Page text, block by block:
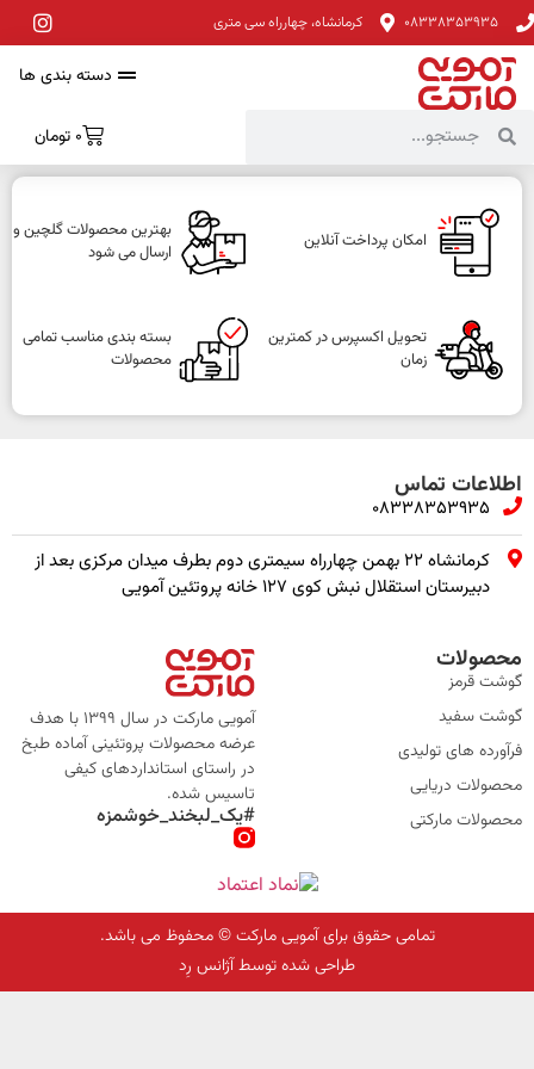
08338353935 کرمانشاه، چهارراه سی متری
دسته بندی ها
0 تومان
امکان پرداخت آنلاین
بهترین محصولات گلچین و
ارسال می شود
تحویل اکسپرس در کمترین
زمان
بسته بندی مناسب تمامی
محصولات
اطلاعات تماس
08338353935
کرمانشاه ۲۲ بهمن چهارراه سیمتری دوم بطرف میدان مرکزی بعد از
دبیرستان استقلال نبش کوی ۱۲۷ خانه پروتئین آمویی
محصولات
گوشت قرمز
گوشت سفید
فرآورده های تولیدی
محصولات دریایی
محصولات مارکتی
آمویی مارکت در سال 1399 با هدف
عرضه محصولات پروتئینی آماده طبخ
در راستای استانداردهای کیفی
تاسیس شده.
#یک_لبخند_خوشمزه
تمامی حقوق برای آمویی مارکت © محفوظ می باشد.
طراحی شده توسط آژانس رِد